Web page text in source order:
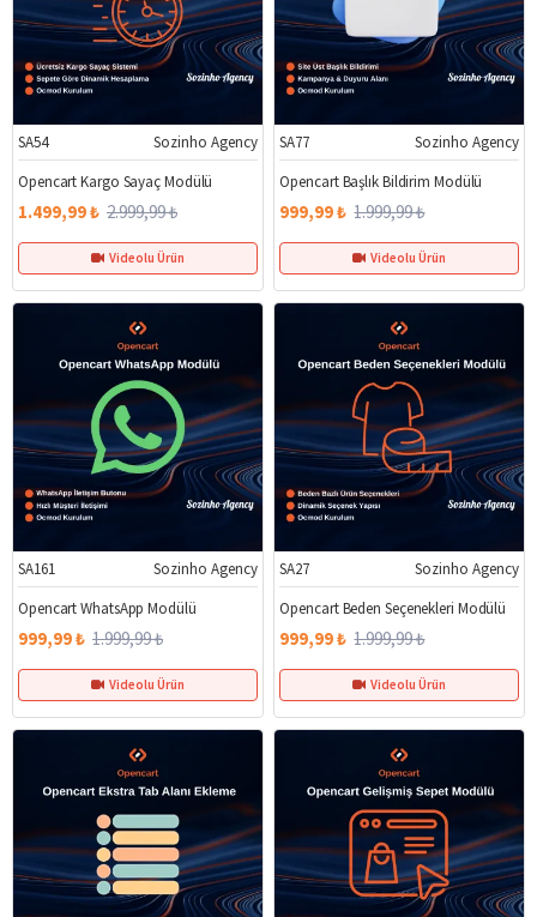
%50
SA54
Sozinho Agency
Opencart Kargo Sayaç Modülü
1.499,99 ₺ 2.999,99 ₺
Videolu Ürün
%50
SA77
Sozinho Agency
Opencart Başlık Bildirim Modülü
999,99 ₺ 1.999,99 ₺
Videolu Ürün
%50
SA161
Sozinho Agency
Opencart WhatsApp Modülü
999,99 ₺ 1.999,99 ₺
Videolu Ürün
%50
SA27
Sozinho Agency
Opencart Beden Seçenekleri Modülü
999,99 ₺ 1.999,99 ₺
Videolu Ürün